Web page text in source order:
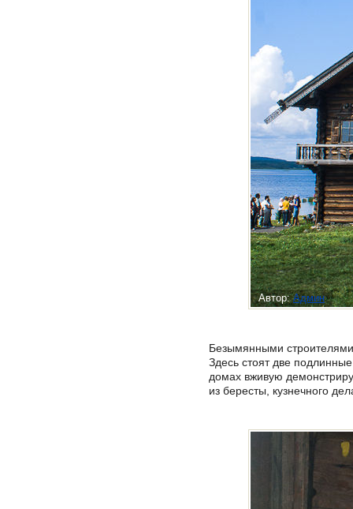
Автор:Админ
Безымянными
Здесь стоят две
домах вживую
из бересты, кузнечного